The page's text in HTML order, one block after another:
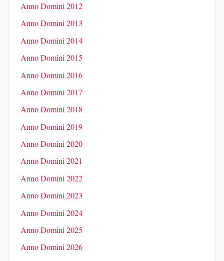
Anno Domini 2012
Anno Domini 2013
Anno Domini 2014
Anno Domini 2015
Anno Domini 2016
Anno Domini 2017
Anno Domini 2018
Anno Domini 2019
Anno Domini 2020
Anno Domini 2021
Anno Domini 2022
Anno Domini 2023
Anno Domini 2024
Anno Domini 2025
Anno Domini 2026